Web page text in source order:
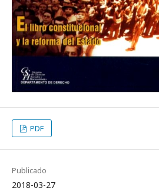
PDF
Publicado
2018-03-27